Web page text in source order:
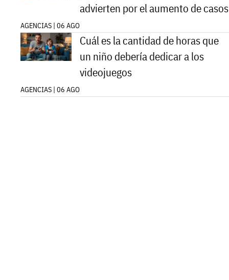
advierten por el aumento de casos
AGENCIAS | 06 AGO
Cuál es la cantidad de horas que
un niño debería dedicar a los
videojuegos
AGENCIAS | 06 AGO